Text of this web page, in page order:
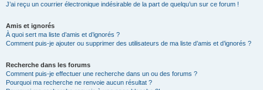
J’ai reçu un courrier électronique indésirable de la part de quelqu’un sur ce forum !
Amis et ignorés
À quoi sert ma liste d’amis et d’ignorés ?
Comment puis-je ajouter ou supprimer des utilisateurs de ma liste d’amis et d’ignorés ?
Recherche dans les forums
Comment puis-je effectuer une recherche dans un ou des forums ?
Pourquoi ma recherche ne renvoie aucun résultat ?